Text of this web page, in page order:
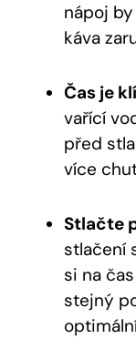
nápoj
káva
Čas je
vařící
před
více
Stlačte
stlačení
si na
stejný